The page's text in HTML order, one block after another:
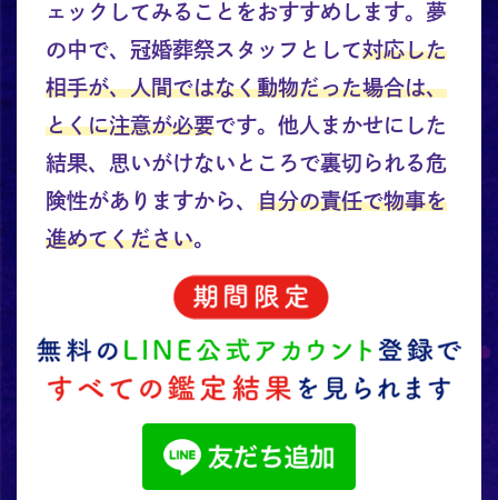
ェックしてみることをおすすめします。夢
の中で、冠婚葬祭スタッフとして対応した
相手が、人間ではなく動物だった場合は、
とくに注意が必要です。他人まかせにした
結果、思いがけないところで裏切られる危
険性がありますから、 自分の責任で物事を
進めてください。